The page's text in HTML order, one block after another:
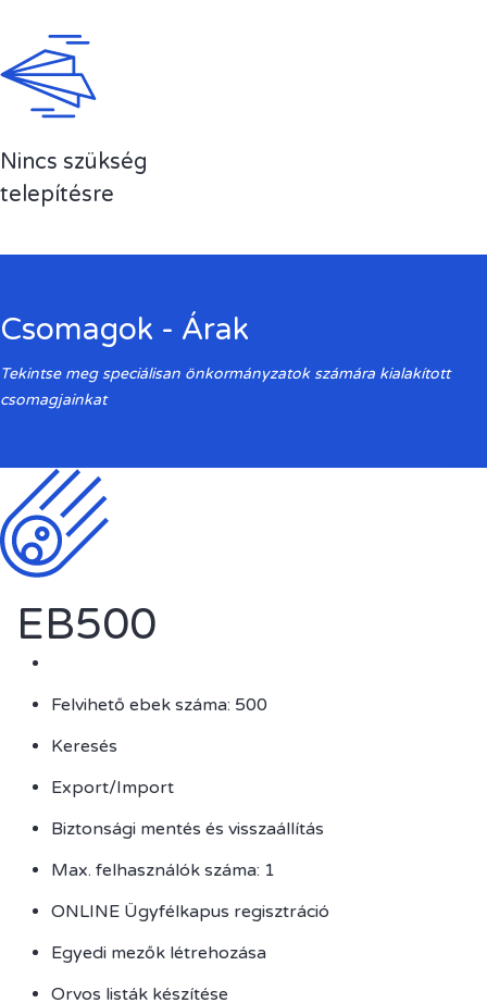
Nincs szükség
telepítésre
Csomagok - Árak
Tekintse meg speciálisan önkormányzatok számára kialakított
csomagjainkat
EB500
Felvihető ebek száma: 500
Keresés
Export/Import
Biztonsági mentés és visszaállítás
Max. felhasználók száma: 1
ONLINE Ügyfélkapus regisztráció
Egyedi mezők létrehozása
Orvos listák készítése